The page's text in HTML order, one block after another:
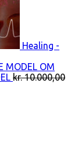
Healing -
OM
kr.10.000,00